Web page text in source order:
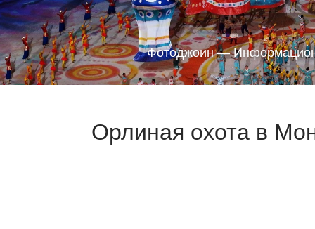
Фотоджоин —
Орлиная охота в